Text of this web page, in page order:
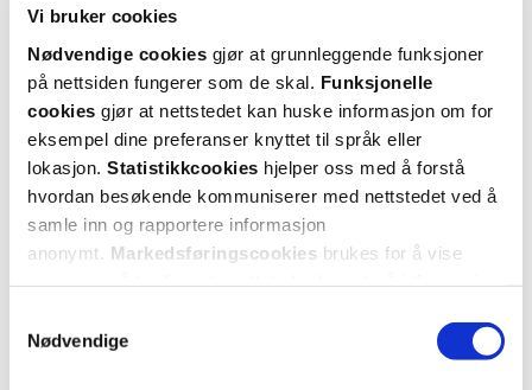
Vi bruker cookies
Nødvendige cookies gjør at grunnleggende funksjoner
på nettsiden fungerer som de skal. Funksjonelle
cookies gjør at nettstedet kan huske informasjon om for
eksempel dine preferanser knyttet til språk eller
lokasjon. Statistikkcookies hjelper oss med å forstå
hvordan besøkende kommuniserer med nettstedet ved å
samle inn og rapportere informasjon
anonymt. Markedsføringscookies brukes for å vise
Nødvendige
Hent resepter for deg selv eller barnet
ditt
Logg inn med BankID eller annen eID og få sikker
tilgang til alle dine resepter
Velg hvilke resepter du vil hente ut og hvordan du vil
ha dem levert
Få dine resepter levert raskt og trygt på avtalt måte
Kom i gang